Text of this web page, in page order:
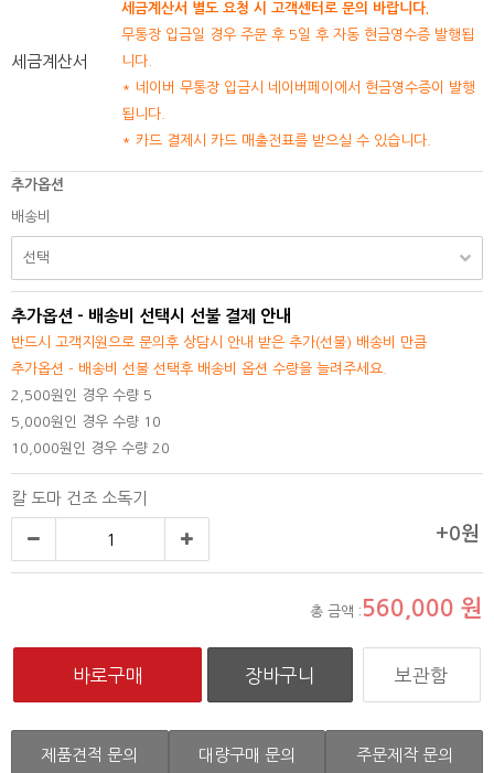
세금계산서
세금계산서 별도 요청 시 고객센터로 문의 바랍니다.
무통장 입금일 경우 주문 후 5일 후 자동 현금영수증 발행됩
니다.
* 네이버 무통장 입금시 네이버페이에서 현금영수증이 발행
됩니다.
* 카드 결제시 카드 매출전표를 받으실 수 있습니다.
추가옵션
배송비
추가옵션 - 배송비 선택시 선불 결제 안내
반드시 고객지원으로 문의후 상담시 안내 받은 추가(선불) 배송비 만큼
추가옵션 - 배송비 선불 선택후 배송비 옵션 수량을 늘려주세요.
2,500원인 경우 수량 5
5,000원인 경우 수량 10
10,000원인 경우 수량 20
칼 도마 건조 소독기
+0원
총 금액 : 560,000 원
보관함
제품견적 문의 대량구매 문의 주문제작 문의